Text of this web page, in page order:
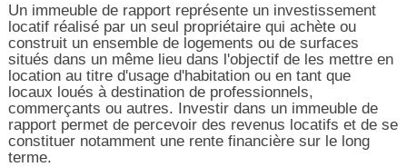
Un immeuble de rapport représente un investissement
locatif réalisé par un seul propriétaire qui achète ou
construit un ensemble de logements ou de surfaces
situés dans un même lieu dans l'objectif de les mettre en
location au titre d'usage d'habitation ou en tant que
locaux loués à destination de professionnels,
commerçants ou autres. Investir dans un immeuble de
rapport permet de percevoir des revenus locatifs et de se
constituer notamment une rente financière sur le long
terme.